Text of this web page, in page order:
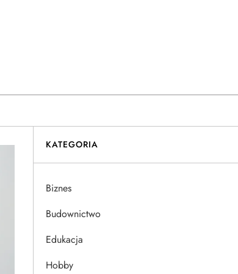
KATEGORIA
Biznes
Budownictwo
Edukacja
Hobby